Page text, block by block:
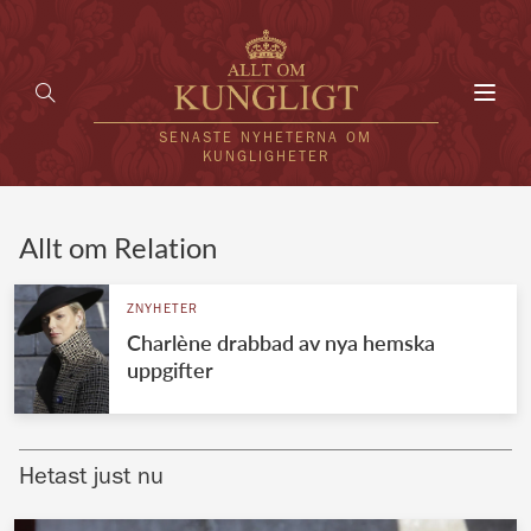
SENASTE NYHETERNA OM
KUNGLIGHETER
UTLÄNDSKT
VÄRLDENS KUNGAHUS
Allt om Relation
ZNYHETER
Charlène drabbad av nya hemska
uppgifter
Hetast just nu